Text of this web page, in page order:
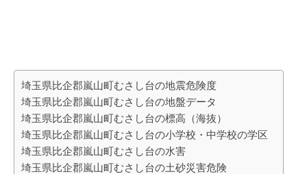
埼玉県比企郡嵐山町むさし台の地震危険度
埼玉県比企郡嵐山町むさし台の地盤データ
埼玉県比企郡嵐山町むさし台の標高（海抜）
埼玉県比企郡嵐山町むさし台の小学校・中学校の学区
埼玉県比企郡嵐山町むさし台の水害
埼玉県比企郡嵐山町むさし台の土砂災害危険